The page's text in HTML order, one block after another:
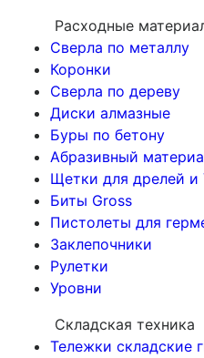
Расходные
Сверла по металлу
Коронки
Сверла по дереву
Диски алмазные
Буры по бетону
Абразивный
Щетки для дрелей
Биты Gross
Пистолеты для
Заклепочники
Рулетки
Уровни
Складская техника
Тележки складские